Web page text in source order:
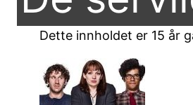
Dette innholdet er 15 år